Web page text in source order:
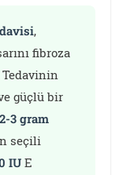
,
fibroza
güçlü bir
2-3 gram
seçili
IU E